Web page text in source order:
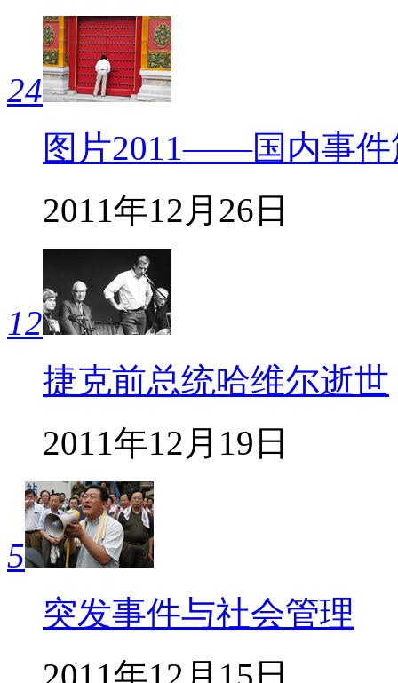
24
图片2011——国内事件
2011年12月26日
12
捷克前总统哈维尔逝世
2011年12月19日
5
突发事件与社会管理